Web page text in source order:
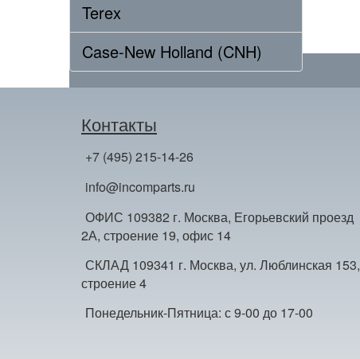
Terex
Case-New Holland (CNH)
Контакты
+7 (495) 215-14-26
info@incomparts.ru
ОФИС 109382 г. Москва, Егорьевский проезд
2А, строение 19, офис 14
СКЛАД 109341 г. Москва, ул. Люблинская 153,
строение 4
Понедельник-Пятница: с 9-00 до 17-00